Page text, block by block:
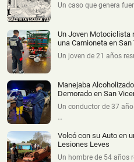
Un caso que genera
Un Joven Motociclista
una Camioneta en San
Un joven de 21 años
Manejaba
Demorado en San
Un conductor de 37
…
Volcó con su Auto en
Lesiones Leves
Un hombre de 54 años